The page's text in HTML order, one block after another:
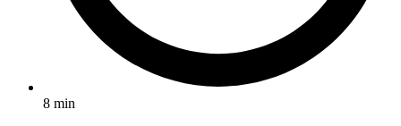
8 min